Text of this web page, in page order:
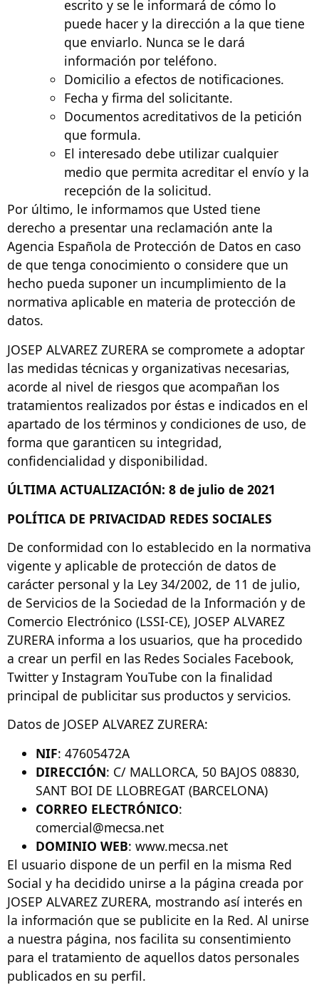
escrito y se le informará de cómo lo
puede hacer y la dirección a la que tiene
que enviarlo. Nunca se le dará
información por teléfono.
Domicilio a efectos de notificaciones.
Fecha y firma del solicitante.
Documentos acreditativos de la petición
que formula.
El interesado debe utilizar cualquier
medio que permita acreditar el envío y la
recepción de la solicitud.
Por último, le informamos que Usted tiene
derecho a presentar una reclamación ante la
Agencia Española de Protección de Datos en caso
de que tenga conocimiento o considere que un
hecho pueda suponer un incumplimiento de la
normativa aplicable en materia de protección de
datos.
JOSEP ALVAREZ ZURERA se compromete a adoptar
las medidas técnicas y organizativas necesarias,
acorde al nivel de riesgos que acompañan los
tratamientos realizados por éstas e indicados en el
apartado de los términos y condiciones de uso, de
forma que garanticen su integridad,
confidencialidad y disponibilidad.
ÚLTIMA ACTUALIZACIÓN: 8 de julio de 2021
POLÍTICA DE PRIVACIDAD REDES SOCIALES
De conformidad con lo establecido en la normativa
vigente y aplicable de protección de datos de
carácter personal y la Ley 34/2002, de 11 de julio,
de Servicios de la Sociedad de la Información y de
Comercio Electrónico (LSSI-CE), JOSEP ALVAREZ
ZURERA informa a los usuarios, que ha procedido
a crear un perfil en las Redes Sociales Facebook,
Twitter y Instagram YouTube con la finalidad
principal de publicitar sus productos y servicios.
Datos de JOSEP ALVAREZ ZURERA:
NIF: 47605472A
DIRECCIÓN: C/ MALLORCA, 50 BAJOS 08830,
SANT BOI DE LLOBREGAT (BARCELONA)
CORREO ELECTRÓNICO:
comercial@mecsa.net
DOMINIO WEB: www.mecsa.net
El usuario dispone de un perfil en la misma Red
Social y ha decidido unirse a la página creada por
JOSEP ALVAREZ ZURERA, mostrando así interés en
la información que se publicite en la Red. Al unirse
a nuestra página, nos facilita su consentimiento
para el tratamiento de aquellos datos personales
publicados en su perfil.